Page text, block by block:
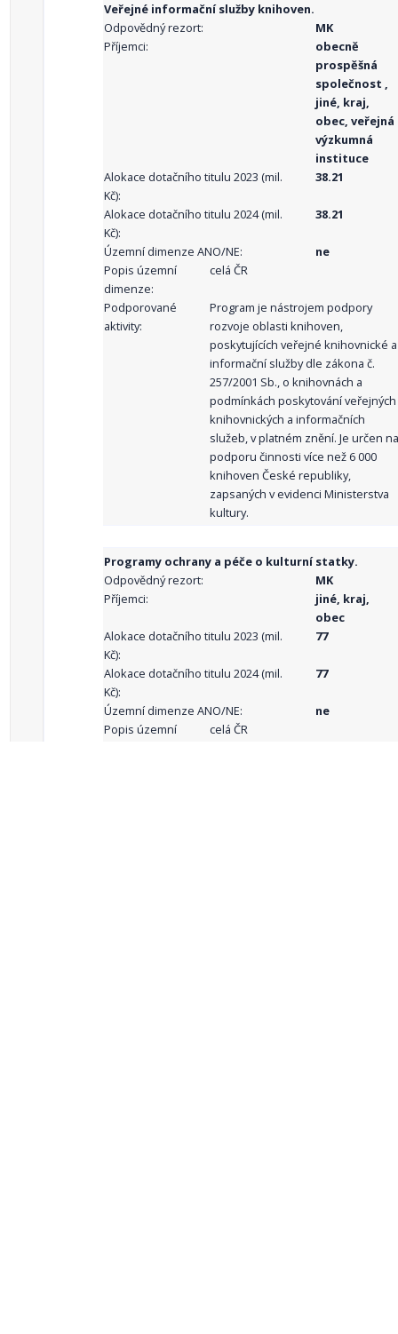
Veřejné informační služby knihoven.
Odpovědný rezort:
MK
Příjemci:
obecně
prospěšná
společnost ,
jiné, kraj,
obec, veřejná
výzkumná
instituce
Alokace dotačního titulu 2023 (mil.
Kč):
38.21
Alokace dotačního titulu 2024 (mil.
Kč):
38.21
Územní dimenze ANO/NE:
ne
Popis územní
dimenze:
celá ČR
Podporované
aktivity:
Program je nástrojem podpory
rozvoje oblasti knihoven,
poskytujících veřejné knihovnické a
informační služby dle zákona č.
257/2001 Sb., o knihovnách a
podmínkách poskytování veřejných
knihovnických a informačních
služeb, v platném znění. Je určen na
podporu činnosti více než 6 000
knihoven České republiky,
zapsaných v evidenci Ministerstva
kultury.
Programy ochrany a péče o kulturní statky.
Odpovědný rezort:
MK
Příjemci:
jiné, kraj,
obec
Alokace dotačního titulu 2023 (mil.
Kč):
77
Alokace dotačního titulu 2024 (mil.
Kč):
77
Územní dimenze ANO/NE:
ne
Popis územní
celá ČR